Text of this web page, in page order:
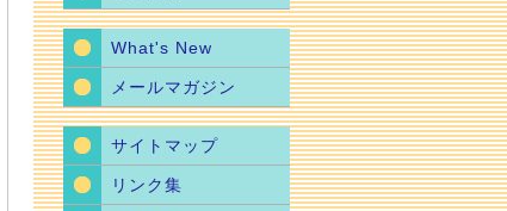
What's New
メールマガジン
サイトマップ
リンク集